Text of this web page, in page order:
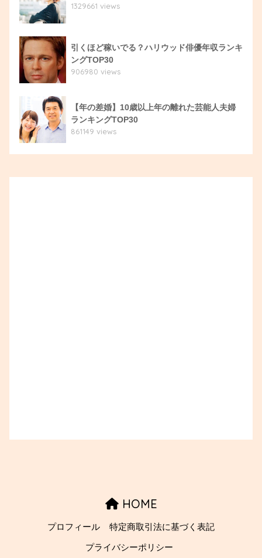
1329661 views
引くほど稼いでる？ハリウッド俳優年収ランキ
ングTOP30
906980 views
【年の差婚】10歳以上年の離れた芸能人夫婦
ランキングTOP30
861149 views
HOME
プロフィール 特定商取引法に基づく表記
プライバシーポリシー